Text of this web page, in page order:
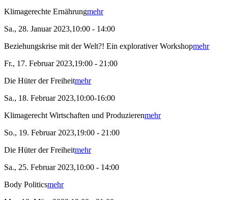
Klimagerechte Ernährungmehr
Sa., 28. Januar 2023,10:00 - 14:00
Beziehungskrise mit der Welt?! Ein explorativer Workshopmehr
Fr., 17. Februar 2023,19:00 - 21:00
Die Hüter der Freiheitmehr
Sa., 18. Februar 2023,10:00-16:00
Klimagerecht Wirtschaften und Produzierenmehr
So., 19. Februar 2023,19:00 - 21:00
Die Hüter der Freiheitmehr
Sa., 25. Februar 2023,10:00 - 14:00
Body Politicsmehr